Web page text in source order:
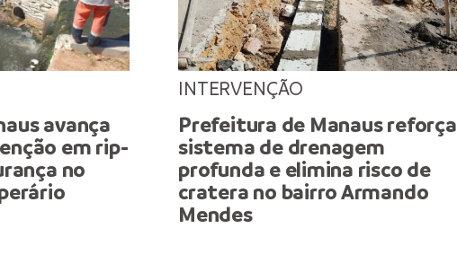
avança
em rip-
no
INTERVENÇÃO
Prefeitura de Manaus reforça
sistema de drenagem
profunda e elimina risco de
cratera no bairro Armando
Mendes